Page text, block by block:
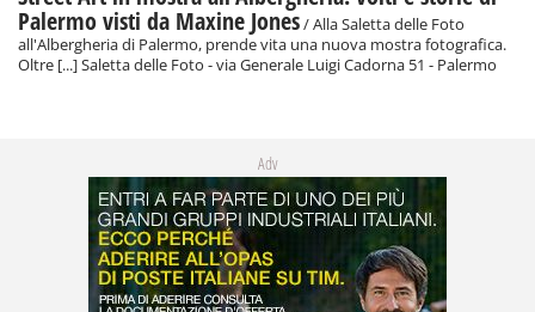
Palermo visti da Maxine Jones/ Alla Saletta delle Foto
all'Albergheria di Palermo, prende vita una nuova mostra fotografica.
Oltre [...] Saletta delle Foto - via Generale Luigi Cadorna 51 - Palermo
Adv